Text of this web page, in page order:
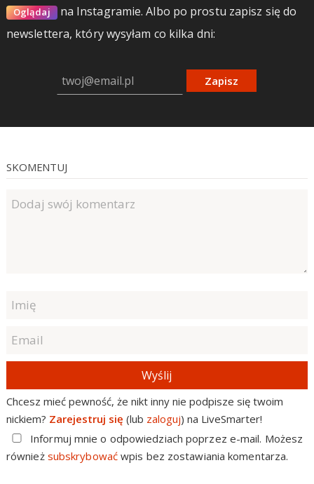
Oglądaj na Instagramie.Albo po prostu zapisz się do
newslettera, który wysyłam co kilka dni:
Zapisz
SKOMENTUJ
Wyślij
Chcesz mieć pewność, że nikt inny nie podpisze się twoim
nickiem? Zarejestruj się (lub zaloguj) na LiveSmarter!
Informuj mnie o odpowiedziach poprzez e-mail. Możesz
również subskrybowaćwpis bez zostawiania komentarza.